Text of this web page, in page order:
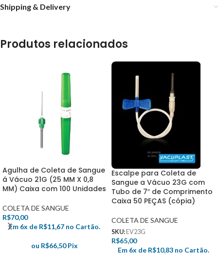
Shipping & Delivery
Produtos relacionados
Agulha de Coleta de Sangue
á Vácuo 21G (25 MM X 0,8
MM) Caixa com 100 Unidades
COLETA DE SANGUE
R$70,00
Em 6x de R$11,67 no Cartão.
ou R$66,50 Pix
Escalpe para Coleta de
Sangue a Vácuo 23G com
Tubo de 7″ de Comprimento
Caixa 50 PEÇAS (cópia)
COLETA DE SANGUE
SKU: EV23G
R$65,00
Em 6x de R$10,83 no Cartão.